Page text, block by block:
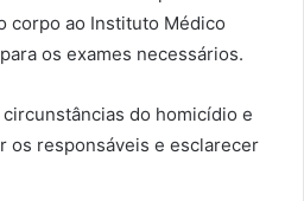
corpo ao Instituto Médico
os exames necessários.
do homicídio e
os responsáveis e esclarecer